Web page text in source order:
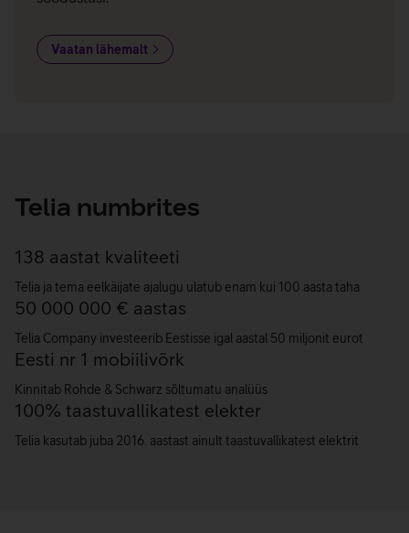
Vaatan lähemalt
Telia numbrites
138
138 aastat kvaliteeti
Telia ja tema eelkäijate ajalugu ulatub enam kui 100 aasta taha
50000000
50 000 000 € aastas
Telia Company investeerib Eestisse igal aastal 50 miljonit eurot
Eesti nr 1 mobiilivõrk
Kinnitab Rohde & Schwarz sõltumatu analüüs
100
100% taastuvallikatest elekter
Telia kasutab juba 2016. aastast ainult taastuvallikatest elektrit